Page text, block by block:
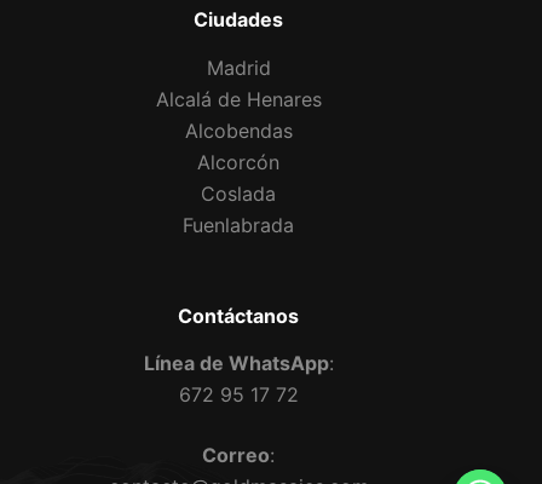
Ciudades
Madrid
Alcalá de Henares
Alcobendas
Alcorcón
Coslada
Fuenlabrada
Contáctanos
Línea de WhatsApp:
672 95 17 72
Correo: